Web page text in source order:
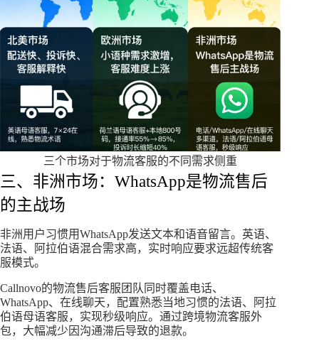
三个市场对于物流客服的不同需求侧重
三、非洲市场：WhatsApp是物流售后
的主战场
非洲用户习惯用WhatsApp发送文本和语音留言。英语、
法语、阿拉伯语混合需求高，实时响应要求远超传统客
服模式。
Callnovo的物流售后客服团队同时覆盖电话、
WhatsApp、在线聊天，配置熟悉当地习惯的法语、阿拉
伯语母语客服，实现秒级响应。通过跨境物流客服外
包，大幅减少因沟通滞后导致的退款。